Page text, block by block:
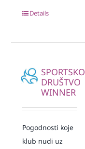
Details
SPORTSKO
DRUŠTVO
WINNER
Pogodnosti koje
klub nudi uz